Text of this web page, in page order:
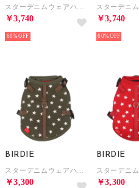
￥3,740
60%
￥3,740
60%
BIRDIE
￥3,300
BIRDIE
￥3,300